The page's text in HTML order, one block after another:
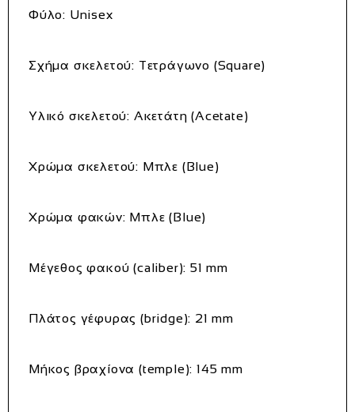
Φύλο: Unisex
Σχήμα σκελετού: Τετράγωνο (Square)
Υλικό σκελετού: Ακετάτη (Acetate)
Χρώμα σκελετού: Μπλε (Blue)
Χρώμα φακών: Μπλε (Blue)
Μέγεθος φακού (caliber): 51 mm
Πλάτος γέφυρας (bridge): 21 mm
Μήκος βραχίονα (temple): 145 mm